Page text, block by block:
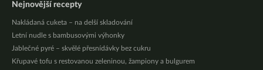
Nejnovější recepty
Nakládaná cuketa – na delší skladování
Letní nudle s bambusovými výhonky
Jablečné pyré – skvělé přesnídávky bez cukru
Křupavé tofu s restovanou zeleninou, žampiony a bulgurem